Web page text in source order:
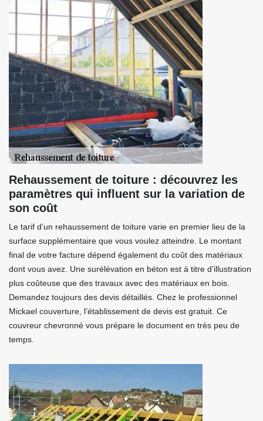
Rehaussement de toiture : découvrez les
paramètres qui influent sur la variation de
son coût
Le tarif d’un rehaussement de toiture varie en premier lieu de la
surface supplémentaire que vous voulez atteindre. Le montant
final de votre facture dépend également du coût des matériaux
dont vous avez. Une surélévation en béton est à titre d’illustration
plus coûteuse que des travaux avec des matériaux en bois.
Demandez toujours des devis détaillés. Chez le professionnel
Mickael couverture, l’établissement de devis est gratuit. Ce
couvreur chevronné vous prépare le document en très peu de
temps.